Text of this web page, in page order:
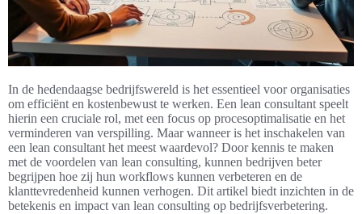
In de hedendaagse bedrijfswereld is het essentieel voor organisaties
om efficiënt en kostenbewust te werken. Een lean consultant speelt
hierin een cruciale rol, met een focus op procesoptimalisatie en het
verminderen van verspilling. Maar wanneer is het inschakelen van
een lean consultant het meest waardevol? Door kennis te maken
met de voordelen van lean consulting, kunnen bedrijven beter
begrijpen hoe zij hun workflows kunnen verbeteren en de
klanttevredenheid kunnen verhogen. Dit artikel biedt inzichten in de
betekenis en impact van lean consulting op bedrijfsverbetering.